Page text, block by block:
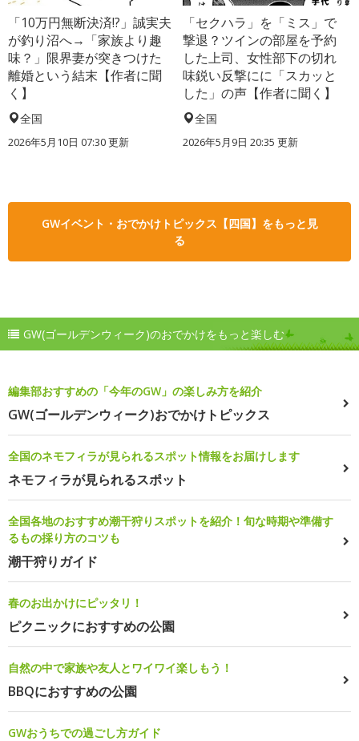
「10万円無断決済!?」誠実夫
が釣り沼へ→「家族より趣
味？」限界妻が突きつけた
離婚という結末【作者に聞
く】
全国
2026年5月10日 07:30 更新
「セクハラ」を「ミス」で
撃退？ツインの部屋を予約
した上司、女性部下の切れ
味鋭い反撃にに「スカッと
した」の声【作者に聞く】
全国
2026年5月9日 20:35 更新
GWイベント・おでかけトピックス【四国】をもっと見
る
GW(ゴールデンウィーク)のおでかけをもっと楽しむ
編集部おすすめの「今年のGW」の楽しみ方を紹介
GW(ゴールデンウィーク)おでかけトピックス
全国のネモフィラが見られるスポット情報をお届けします
ネモフィラが見られるスポット
全国各地のおすすめ潮干狩りスポットを紹介！旬な時期や準備す
るもの採り方のコツも
潮干狩りガイド
春のお出かけにピッタリ！
ピクニックにおすすめの公園
自然の中で家族や友人とワイワイ楽しもう！
BBQにおすすめの公園
GWおうちでの過ごし方ガイド